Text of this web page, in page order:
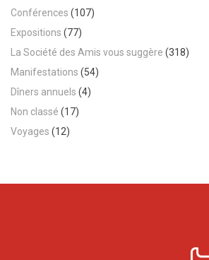
Conférences (107)
Expositions (77)
La Société des Amis vous suggère (318)
Manifestations (54)
Dîners annuels (4)
Non classé (17)
Voyages (12)